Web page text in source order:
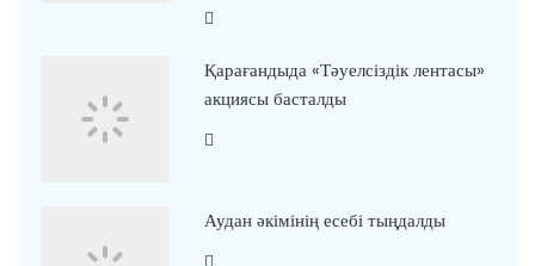
Қарағандыда «Тәуелсіздік лентасы»
акциясы басталды
Аудан әкімінің есебі тыңдалды